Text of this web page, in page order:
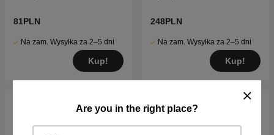
Are you in the right place?
81PLN
Na zam. Wysyłka za 2–5 dni
Kup!
248PLN
Na zam. Wysyłka za 2–5 dni
Kup!